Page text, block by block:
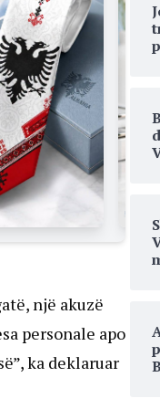
një akuzë
personale apo
ka deklaruar